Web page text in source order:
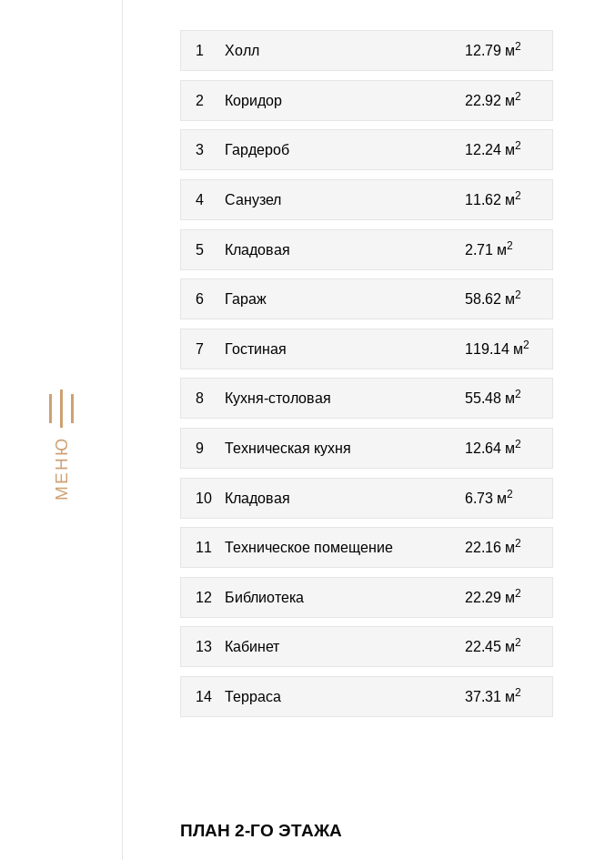
МЕНЮ
1 Холл 12.79 м2
2 Коридор 22.92 м2
3 Гардероб 12.24 м2
4 Санузел 11.62 м2
5 Кладовая 2.71 м2
6 Гараж 58.62 м2
7 Гостиная 119.14 м2
8 Кухня-столовая 55.48 м2
9 Техническая кухня 12.64 м2
10 Кладовая 6.73 м2
11 Техническое помещение 22.16 м2
12 Библиотека 22.29 м2
13 Кабинет 22.45 м2
14 Терраса 37.31 м2
ПЛАН 2-ГО ЭТАЖА